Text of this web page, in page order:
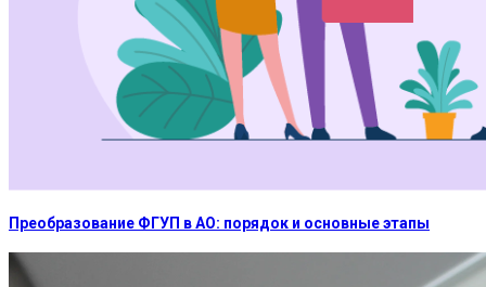
Преобразование ФГУП в АО: порядок и основные этапы